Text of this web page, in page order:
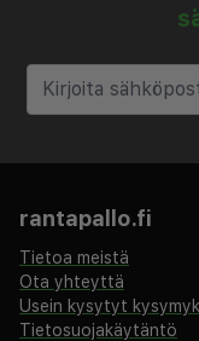
rantapallo.fi
Tietoa meistä
Ota yhteyttä
Usein kysytyt
Tietosuojakäytäntö